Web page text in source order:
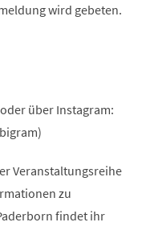
wird gebeten.
über Instagram:
Veranstaltungsreihe
zu
findet ihr